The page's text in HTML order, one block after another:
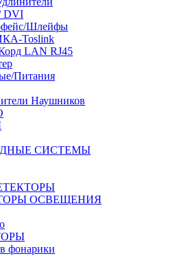
DVI
Шлейфы
Toslink
LAN RJ45
Питания
Наушников
СИСТЕМЫ
ОСВЕЩЕНИЯ